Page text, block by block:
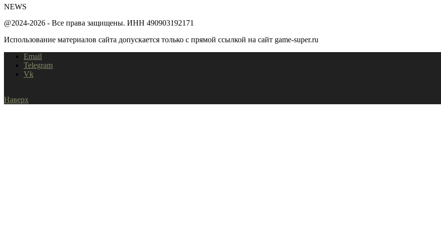
NEWS
@2024-2026 - Все права защищены. ИНН 490903192171
Использование материалов сайта допускается только с прямой ссылкой на сайт game-super.ru
Email
Telegram
Vk
Наверх